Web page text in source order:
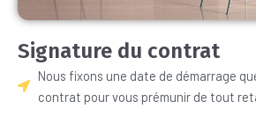
Signature du contrat
Nous fixons une date de démarrage
contrat pour vous prémunir de tout